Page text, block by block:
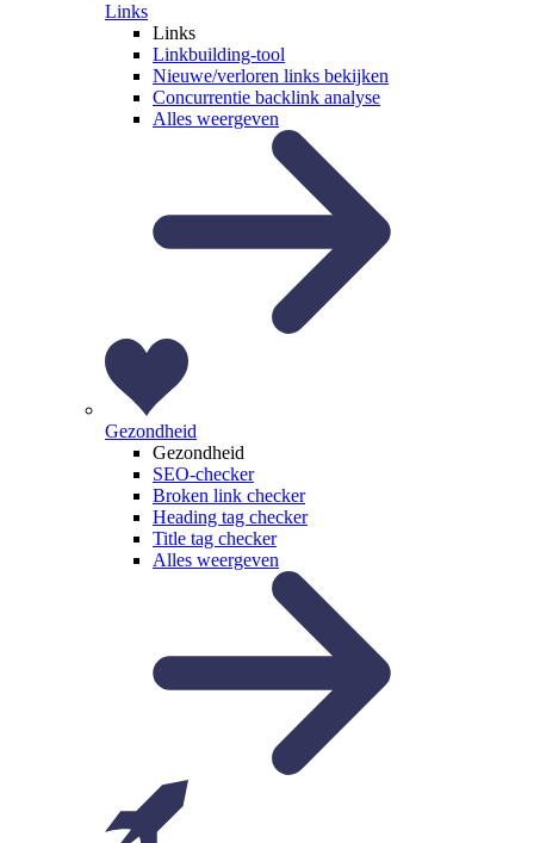
Links
Links
Linkbuilding-tool
Nieuwe/verloren links bekijken
Concurrentie backlink analyse
Alles weergeven
Gezondheid
Gezondheid
SEO-checker
Broken link checker
Heading tag checker
Title tag checker
Alles weergeven